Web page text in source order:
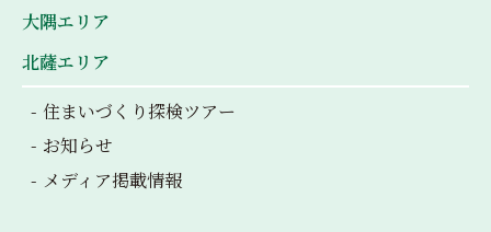
大隅エリア
北薩エリア
住まいづくり探検ツアー
お知らせ
メディア掲載情報